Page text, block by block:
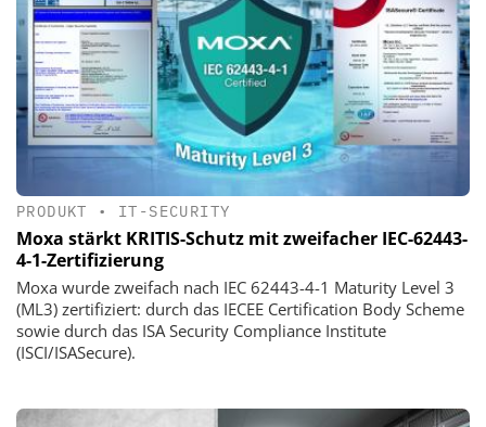
PRODUKT • IT-SECURITY
Moxa stärkt KRITIS-Schutz mit zweifacher IEC-62443-
4-1-Zertifizierung
Moxa wurde zweifach nach IEC 62443-4-1 Maturity Level 3
(ML3) zertifiziert: durch das IECEE Certification Body Scheme
sowie durch das ISA Security Compliance Institute
(ISCI/ISASecure).